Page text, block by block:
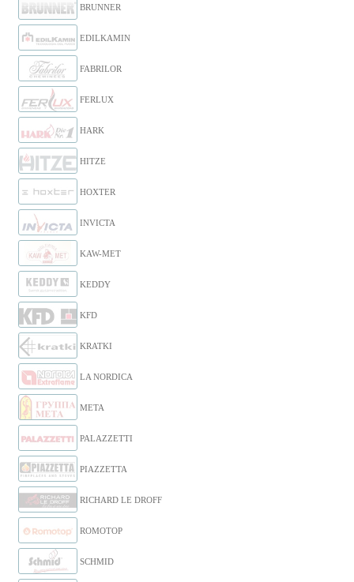
BRUNNER
EDILKAMIN
FABRILOR
FERLUX
HARK
HITZE
HOXTER
INVICTA
KAW-MET
KEDDY
KFD
KRATKI
LA NORDICA
META
PALAZZETTI
PIAZZETTA
RICHARD LE DROFF
ROMOTOP
SCHMID